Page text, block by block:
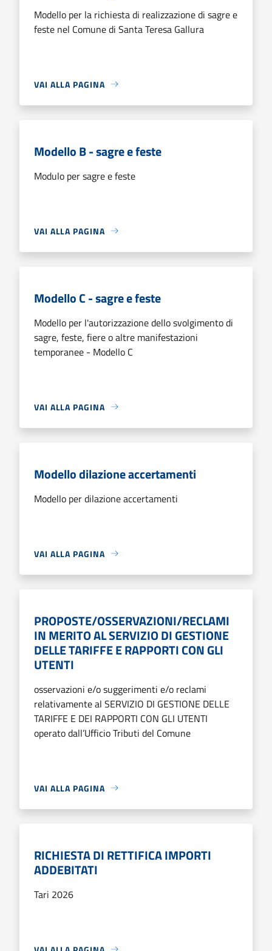
Modello per la richiesta di realizzazione di sagre e
feste nel Comune di Santa Teresa Gallura
VAI ALLA PAGINA
Modello B - sagre e feste
Modulo per sagre e feste
VAI ALLA PAGINA
Modello C - sagre e feste
Modello per l'autorizzazione dello svolgimento di
sagre, feste, fiere o altre manifestazioni
temporanee - Modello C
VAI ALLA PAGINA
Modello dilazione accertamenti
Modello per dilazione accertamenti
VAI ALLA PAGINA
PROPOSTE/OSSERVAZIONI/RECLAMI
IN MERITO AL SERVIZIO DI GESTIONE
DELLE TARIFFE E RAPPORTI CON GLI
UTENTI
osservazioni e/o suggerimenti e/o reclami
relativamente al SERVIZIO DI GESTIONE DELLE
TARIFFE E DEI RAPPORTI CON GLI UTENTI
operato dall’Ufficio Tributi del Comune
VAI ALLA PAGINA
RICHIESTA DI RETTIFICA IMPORTI
ADDEBITATI
Tari 2026